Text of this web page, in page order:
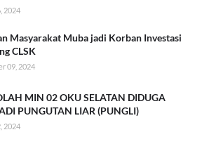
2024
Masyarakat Muba jadi Korban Investasi
CLSK
09, 2024
MIN 02 OKU SELATAN DIDUGA
PUNGUTAN LIAR (PUNGLI)
2024